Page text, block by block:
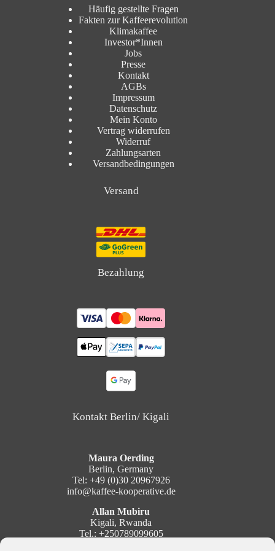
Häufig gestellte Fragen
Fakten zur Kaffeerevolution
Klimakaffee
Investor*Innen
Jobs
Presse
Kontakt
AGBs
Impressum
Datenschutz
Mein Konto
Vertrag widerrufen
Widerruf
Zahlungsarten
Versandbedingungen
Versand
Bezahlung
Kontakt Berlin/ Kigali
Maura Oerding
Berlin, Germany
Tel: +49 (0)30 20967926
info@kaffee-kooperative.de
Allan Mubiru
Kigali, Rwanda
Tel.: +250789099605